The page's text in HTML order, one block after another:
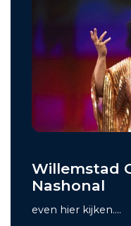
Willemstad
Nashonal
even hier kijken....